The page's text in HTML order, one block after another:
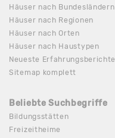
Häuser nach Bundesländern
Häuser nach Regionen
Häuser nach Orten
Häuser nach Haustypen
Neueste Erfahrungsberichte
Sitemap komplett
Beliebte Suchbegriffe
Bildungsstätten
Freizeitheime